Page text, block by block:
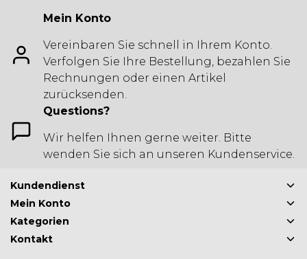
Mein Konto
Vereinbaren Sie schnell in Ihrem Konto.
Verfolgen Sie Ihre Bestellung, bezahlen Sie
Rechnungen oder einen Artikel
zurücksenden.
Questions?
Wir helfen Ihnen gerne weiter. Bitte
wenden Sie sich an unseren Kundenservice.
Kundendienst
Mein Konto
Kategorien
Kontakt